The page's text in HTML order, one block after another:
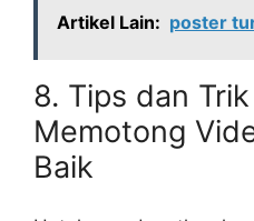
Artikel Lain: poster
8. Tips dan
Memotong
Baik